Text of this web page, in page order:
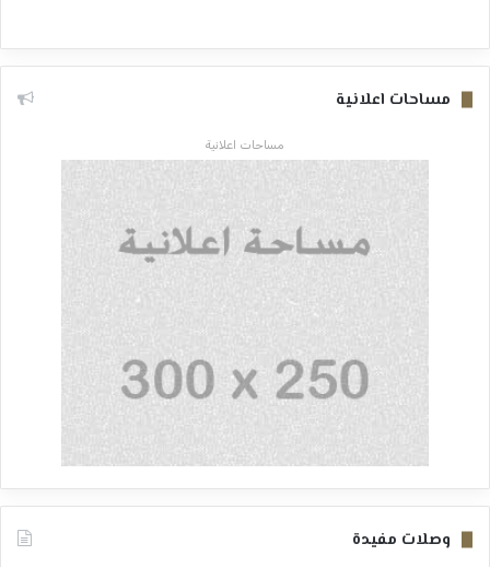
مساحات اعلانية
مساحات اعلانية
وصلات مفيدة